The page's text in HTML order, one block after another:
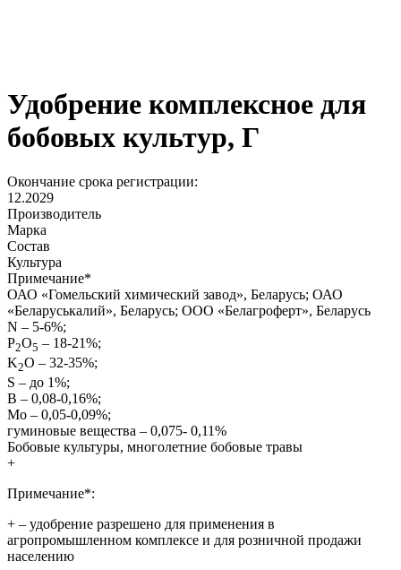
Удобрение комплексное для
бобовых культур, Г
Окончание срока регистрации:
12.2029
Производитель
Марка
Состав
Культура
Примечание*
ОАО «Гомельский химический завод», Беларусь; ОАО
«Беларуськалий», Беларусь; ООО «Белагроферт», Беларусь
N – 5-6%;
P2O5 – 18-21%;
K2O – 32-35%;
S – до 1%;
B – 0,08-0,16%;
Mo – 0,05-0,09%;
гуминовые вещества – 0,075- 0,11%
Бобовые культуры, многолетние бобовые травы
+
Примечание*:
+ – удобрение разрешено для применения в
агропромышленном комплексе и для розничной продажи
населению